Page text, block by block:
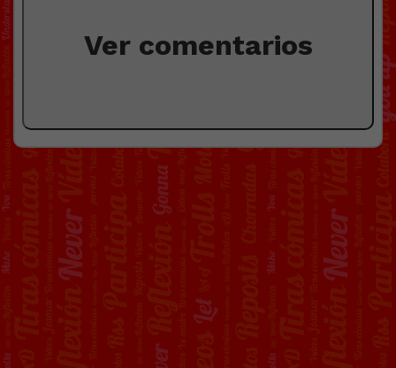
Ver comentarios